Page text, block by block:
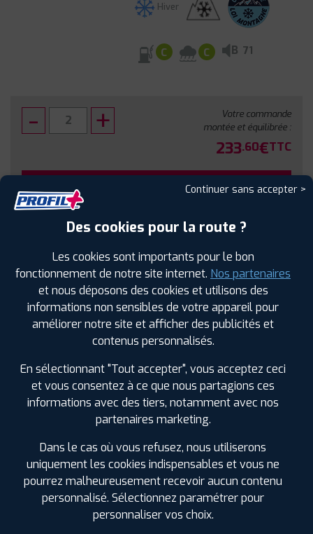
Hiver
C C B 71
Votre commande
montée et équilibrée :
233.60€TTC
FAIRE INSTALLER CE PNEU
SPÉCIFICATIONS AVIS CLIENTS ÉTIQUETAGE
Continuer sans accepter >
Des cookies pour la route ?
Les cookies sont importants pour le bon
fonctionnement de notre site internet. Nos partenaires
et nous déposons des cookies et utilisons des
informations non sensibles de votre appareil pour
améliorer notre site et afficher des publicités et
contenus personnalisés.
En sélectionnant "Tout accepter", vous acceptez ceci
et vous consentez à ce que nous partagions ces
informations avec des tiers, notamment avec nos
partenaires marketing.
Dans le cas où vous refusez, nous utiliserons
uniquement les cookies indispensables et vous ne
pourrez malheureusement recevoir aucun contenu
personnalisé. Sélectionnez paramétrer pour
personnaliser vos choix.